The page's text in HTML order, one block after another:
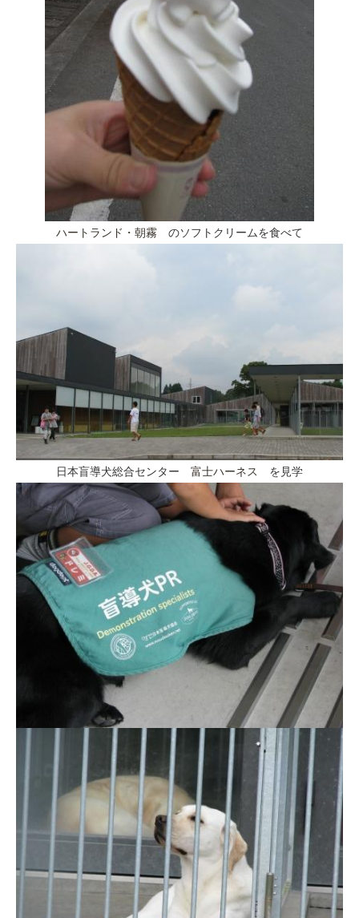
ハートランド・朝霧 のソフトクリームを食べて
日本盲導犬総合センター 富士ハーネス を見学